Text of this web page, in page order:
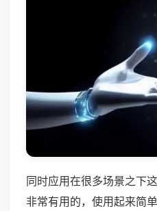
同时应用在很多场景之下
非常有用的，使用起来简